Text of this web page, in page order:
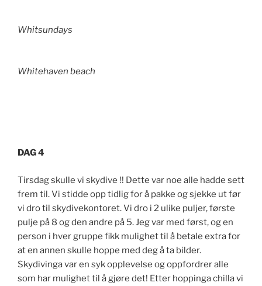
Whitsundays
Whitehaven beach
DAG 4
Tirsdag skulle vi skydive !! Dette var noe alle hadde sett
frem til. Vi stidde opp tidlig for å pakke og sjekke ut før
vi dro til skydivekontoret. Vi dro i 2 ulike puljer, første
pulje på 8 og den andre på 5. Jeg var med først, og en
person i hver gruppe fikk mulighet til å betale extra for
at en annen skulle hoppe med deg å ta bilder.
Skydivinga var en syk opplevelse og oppfordrer alle
som har mulighet til å gjøre det! Etter hoppinga chilla vi